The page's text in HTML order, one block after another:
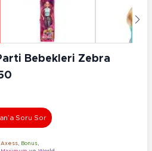
Bebekleri Zebra
Soru Sor
Axess Bonus